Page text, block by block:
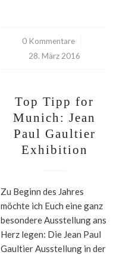
0 Kommentare
/
28. März 2016
Top Tipp for
Munich: Jean
Paul Gaultier
Exhibition
Zu Beginn des Jahres
möchte ich Euch eine ganz
besondere Ausstellung ans
Herz legen: Die Jean Paul
Gaultier Ausstellung in der